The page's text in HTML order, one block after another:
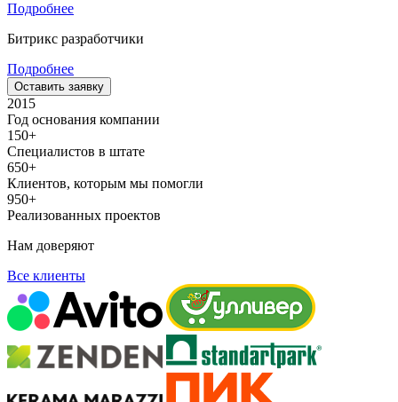
Подробнее
Битрикс разработчики
Подробнее
Оставить заявку
2015
Год основания компании
150+
Специалистов в штате
650+
Клиентов, которым мы помогли
950+
Реализованных проектов
Нам доверяют
Все клиенты